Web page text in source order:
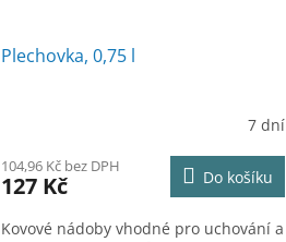
Plechovka, 0,75 l
7 dní
104,96 Kč bez DPH
127 Kč Do košíku
Kovové nádoby vhodné pro uchování a